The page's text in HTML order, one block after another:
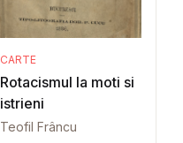
CARTE
Rotacismul la moti si
istrieni
Teofil Frâncu